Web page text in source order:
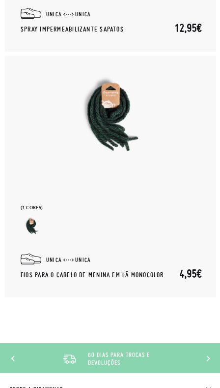
UNICA UNICA
SPRAY IMPERMEABILIZANTE SAPATOS 12,95€
(1 CORES)
UNICA UNICA
FIOS PARA O CABELO DE MENINA EM LÃ MONOCOLOR 4,95€
60 DIAS PARA TROCAS E
DEVOLUÇÕES